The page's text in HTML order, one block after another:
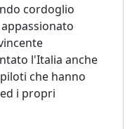
cordoglio
l'Italia anche
che hanno
i propri